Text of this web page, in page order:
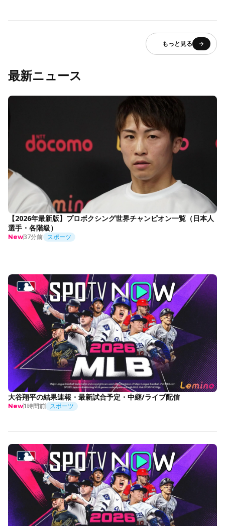
もっと見る
最新ニュース
【2026年最新版】プロボクシング世界チャンピオン一覧（日本人
選手・各階級）
New37分前 スポーツ
大谷翔平の結果速報・最新試合予定・中継/ライブ配信
New1時間前 スポーツ